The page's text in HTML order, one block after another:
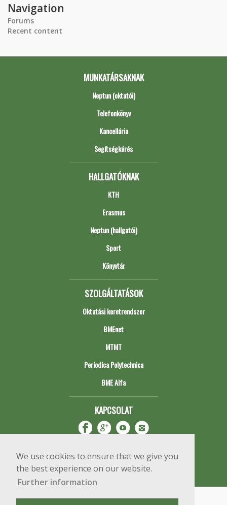
We use cookies to ensure that we give you
the best experience on our website.
Further information
Navigation
Forums
Recent content
MUNKATÁRSAKNAK
Neptun (oktatói)
Telefonkönyv
Kancellária
Segítségkérés
HALLGATÓKNAK
KTH
Erasmus
Neptun (hallgatói)
Sport
Könyvtár
SZOLGÁLTATÁSOK
Oktatási keretrendszer
BMEnet
MTMT
Periodica Polytechnica
BME Alfa
KAPCSOLAT